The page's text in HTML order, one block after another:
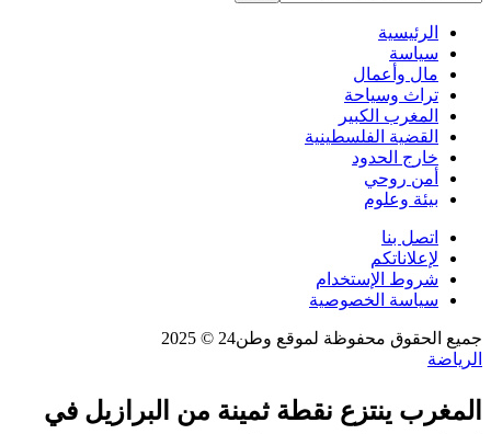
الرئيسية
سياسة
مال وأعمال
تراث وسياحة
المغرب الكبير
القضية الفلسطينية
خارج الحدود
أمن روحي
بيئة وعلوم
اتصل بنا
لإعلاناتكم
شروط الإستخدام
سياسة الخصوصية
جميع الحقوق محفوظة لموقع وطن24 © 2025
الرياضة
المغرب ينتزع نقطة ثمينة من البرازيل في